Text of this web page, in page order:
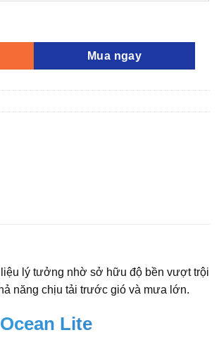
Ocean Lite số lượng
Mua ngay
lý tưởng nhờ sở hữu độ bền vượt trội
năng chịu tải trước gió và mưa lớn.
Lite